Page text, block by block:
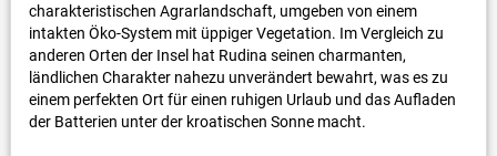
charakteristischen Agrarlandschaft, umgeben von einem
intakten Öko-System mit üppiger Vegetation. Im Vergleich zu
anderen Orten der Insel hat Rudina seinen charmanten,
ländlichen Charakter nahezu unverändert bewahrt, was es zu
einem perfekten Ort für einen ruhigen Urlaub und das Aufladen
der Batterien unter der kroatischen Sonne macht.